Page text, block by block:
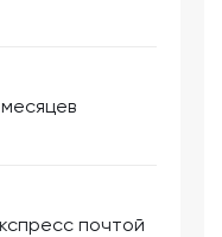
почтой